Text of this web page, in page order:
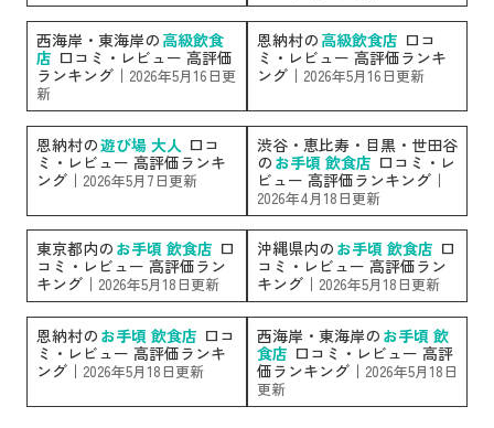
西海岸・東海岸の 高級飲食
店 口コミ・レビュー 高評価
ランキング｜ 2026年5月16日更
新
恩納村の 高級飲食店 口コ
ミ・レビュー 高評価ランキ
ング｜ 2026年5月16日更新
恩納村の遊び場 大人 口コ
ミ・レビュー 高評価ランキ
ング｜ 2026年5月7日更新
渋谷・恵比寿・目黒・世田谷
の お手頃 飲食店 口コミ・レ
ビュー 高評価ランキング｜
2026年4月18日更新
東京都内の お手頃 飲食店 口
コミ・レビュー 高評価ラン
キング｜ 2026年5月18日更新
沖縄県内の お手頃 飲食店 口
コミ・レビュー 高評価ラン
キング｜ 2026年5月18日更新
恩納村の お手頃 飲食店 口コ
ミ・レビュー 高評価ランキ
ング｜ 2026年5月18日更新
西海岸・東海岸の お手頃 飲
食店 口コミ・レビュー 高評
価ランキング｜ 2026年5月18日
更新